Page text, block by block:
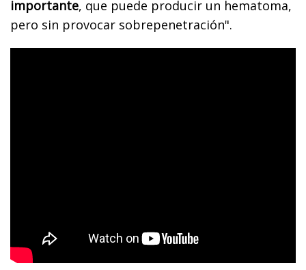
importante, que puede producir un hematoma,
pero sin provocar sobrepenetración".